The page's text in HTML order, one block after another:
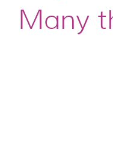
Many